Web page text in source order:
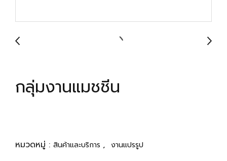
กลุ่มงานแมชชีน
หมวดหมู่ : สินค้าและบริการ , งานแปรรูป